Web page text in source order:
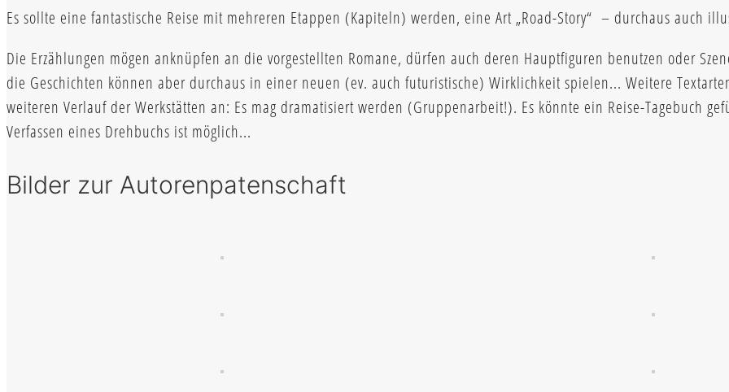
Es sollte eine fantastische Reise mit mehreren Etappen (Kapiteln) werden, eine Art „Road-Story“ – durchaus auch
Die Erzählungen mögen anknüpfen an die vorgestellten Romane, dürfen auch deren Hauptfiguren benutzen oder
die Geschichten können aber durchaus in einer neuen (ev. auch futuristische) Wirklichkeit spielen... Weitere
weiteren Verlauf der Werkstätten an: Es mag dramatisiert werden (Gruppenarbeit!). Es könnte ein Reise-Tagebuch
Verfassen eines Drehbuchs ist möglich...
Bilder zur Autorenpatenschaft